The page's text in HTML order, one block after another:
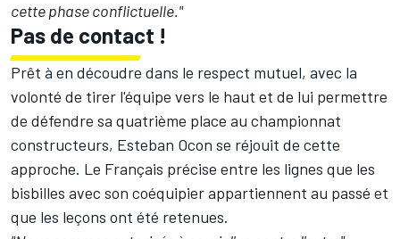
cette phase conflictuelle."
Pas de contact !
Prêt à en découdre dans le respect mutuel, avec la
volonté de tirer l'équipe vers le haut et de lui permettre
de défendre sa quatrième place au championnat
constructeurs, Esteban Ocon se réjouit de cette
approche. Le Français précise entre les lignes que les
bisbilles avec son coéquipier appartiennent au passé et
que les leçons ont été retenues.